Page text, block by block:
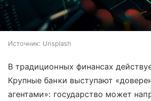
Источник: Unsplash
В традиционных финансах
Крупные банки выступают
агентами»: государство может